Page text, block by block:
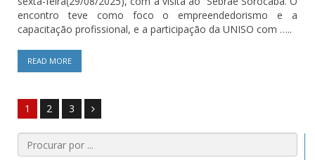
encontro teve como foco o empreendedorismo e a
capacitação profissional, e a participação da UNISO com …..
READ MORE
1 2 3